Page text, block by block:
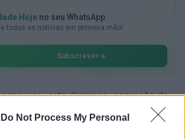
Do Not Process My Personal
Hoje no seu WhatsApp
todas as notícias em primeira mão!
Subscrever
se, este domingo, campeão da
divisão da AF Braga e, na próxima
na divisão de honra.